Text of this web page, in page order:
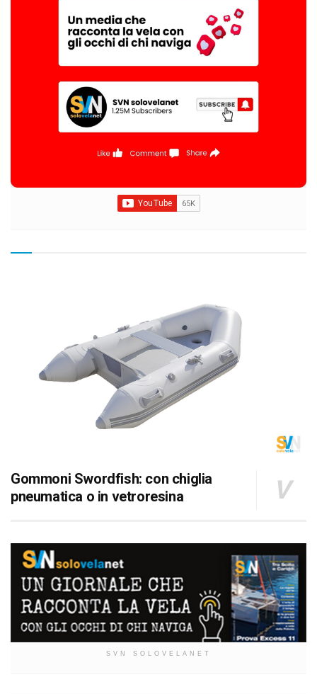
Gommoni Swordfish: con chiglia
pneumatica o in vetroresina
SVN SOLOVELANET